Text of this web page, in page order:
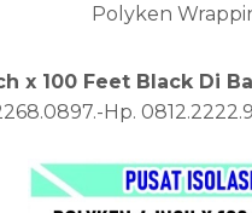
Polyken
x 100 Feet Black Di
Hp.